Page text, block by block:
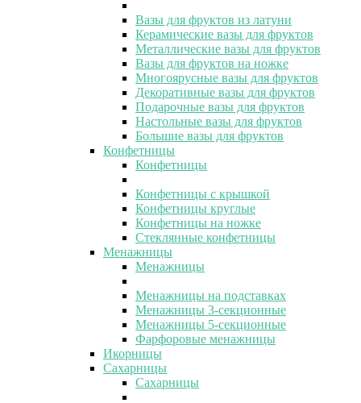
Вазы для фруктов из латуни
Керамические вазы для фруктов
Металлические вазы для фруктов
Вазы для фруктов на ножке
Многоярусные вазы для фруктов
Декоративные вазы для фруктов
Подарочные вазы для фруктов
Настольные вазы для фруктов
Большие вазы для фруктов
Конфетницы
Конфетницы
Конфетницы с крышкой
Конфетницы круглые
Конфетницы на ножке
Стеклянные конфетницы
Менажницы
Менажницы
Менажницы на подставках
Менажницы 3-секционные
Менажницы 5-секционные
Фарфоровые менажницы
Икорницы
Сахарницы
Сахарницы